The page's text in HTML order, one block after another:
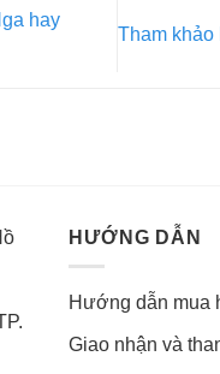
hay
Tham khảo
HƯỚNG DẪN
Hướng dẫn mua
Giao nhận và